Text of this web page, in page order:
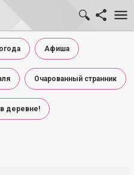
Афиша
Очарованный странник
деревне!